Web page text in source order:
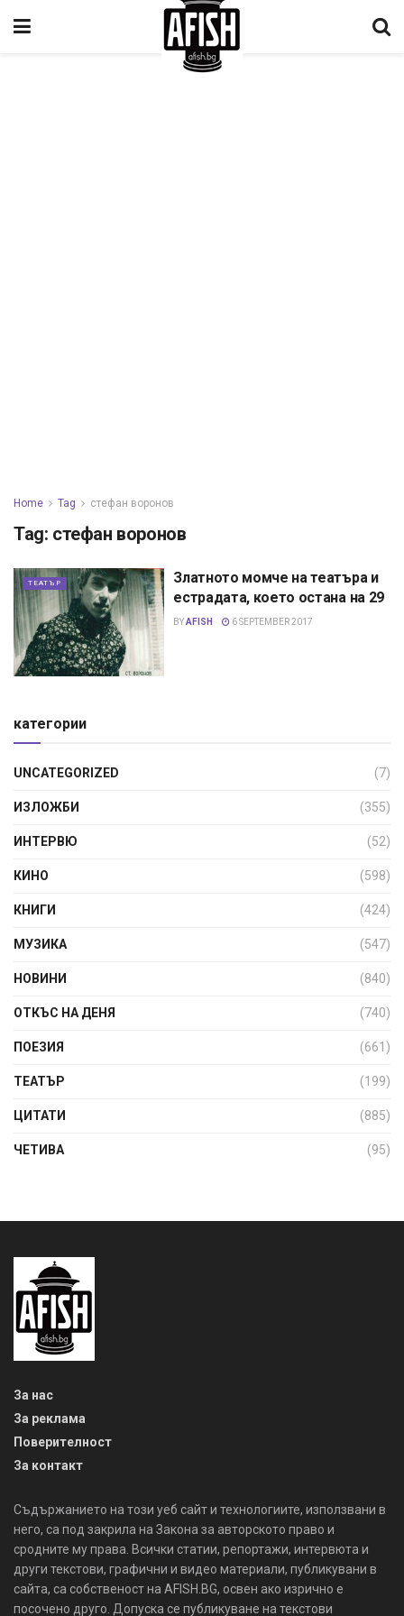
Home Tag стефан воронов
Tag: стефан воронов
ТЕАТЪР
Златното момче на театъра и
естрадата, което остана на 29
BYAFISH 6 SEPTEMBER 2017
категории
UNCATEGORIZED (7)
ИЗЛОЖБИ (355)
ИНТЕРВЮ (52)
КИНО (598)
КНИГИ (424)
МУЗИКА (547)
НОВИНИ (840)
ОТКЪС НА ДЕНЯ (740)
ПОЕЗИЯ (661)
ТЕАТЪР (199)
ЦИТАТИ (885)
ЧЕТИВА (95)
За нас
За реклама
Поверителност
За контакт
Съдържанието на този уеб сайт и технологиите, използвани в
него, са под закрила на Закона за авторското право и
сродните му права. Всички статии, репортажи, интервюта и
други текстови, графични и видео материали, публикувани в
сайта, са собственост на AFISH.BG, освен ако изрично е
посочено друго. Допуска се публикуване на текстови